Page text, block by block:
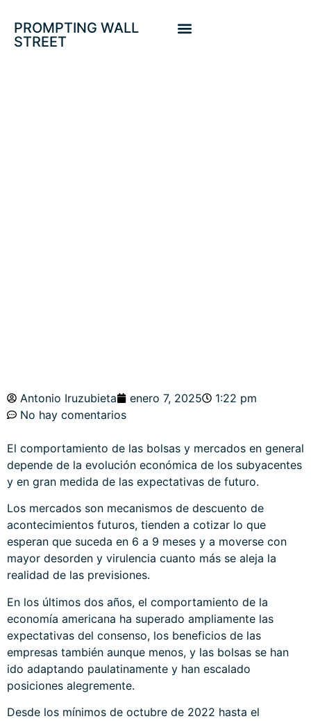
PROMPTING WALL
STREET
Antonio Iruzubieta enero 7, 2025
1:22 pm
No hay comentarios
El comportamiento de las bolsas y mercados en general
depende de la evolución económica de los subyacentes
y en gran medida de las expectativas de futuro.
Los mercados son mecanismos de descuento de
acontecimientos futuros, tienden a cotizar lo que
esperan que suceda en 6 a 9 meses y a moverse con
mayor desorden y virulencia cuanto más se aleja la
realidad de las previsiones.
En los últimos dos años, el comportamiento de la
economía americana ha superado ampliamente las
expectativas del consenso, los beneficios de las
empresas también aunque menos, y las bolsas se han
ido adaptando paulatinamente y han escalado
posiciones alegremente.
Desde los mínimos de octubre de 2022 hasta el